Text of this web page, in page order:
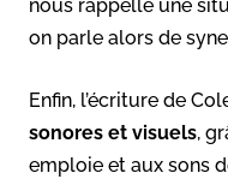
nous rappelle une
on parle alors de
Enfin, l’écriture de
sonores et visuels,
emploie et aux sons